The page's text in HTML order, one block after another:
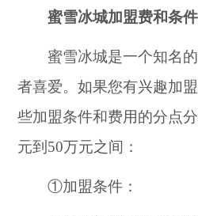
蜜雪冰城加盟费和条件
蜜雪冰城是一个知名的
者喜爱。如果您有兴趣加
些加盟条件和费用的分点
元到50万元之间：
①加盟条件：